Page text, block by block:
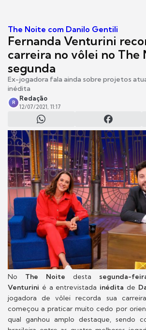
The Noite com Danilo Gentili
Fernanda Venturini
carreira no vôlei no The
segunda
Ex-jogadora fala ainda sobre projetos
inédita
R
Redação
12/07/2021, 11:17
No The Noite desta segunda-
Venturini é a entrevistada inédita de
jogadora de vôlei recorda sua
começou a praticar muito cedo por
qual ganhou amplo destaque, sendo